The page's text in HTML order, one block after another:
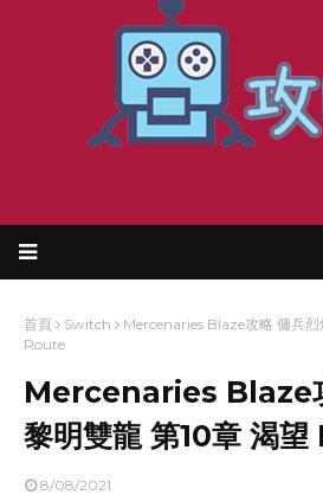
首頁 Switch
Mercenaries Blaze攻略 傭兵
Route
Mercenaries Blaze
黎明雙龍 第10章 渴
8/08/2021